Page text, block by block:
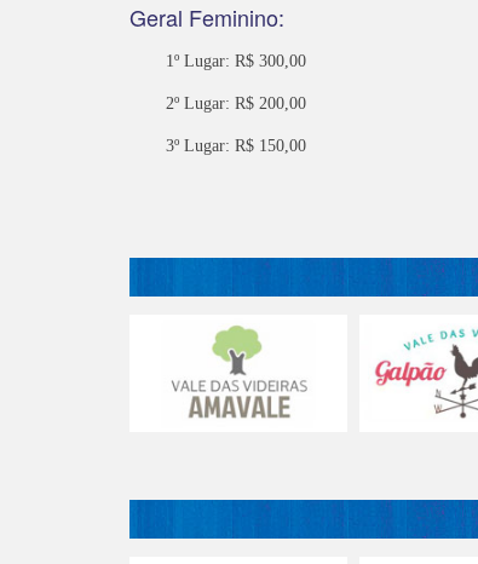
Geral Feminino:
1º Lugar: R$ 300,00
2º Lugar: R$ 200,00
3º Lugar: R$ 150,00